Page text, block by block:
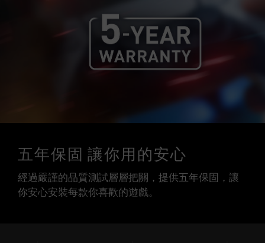
五年保固 讓你用的安心
經過嚴謹的品質測試層層把關，提供五年保固，讓
你安心安裝每款你喜歡的遊戲。